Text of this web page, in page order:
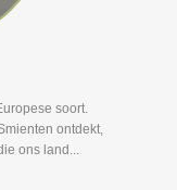
soort.
ontdekt,
ons land...